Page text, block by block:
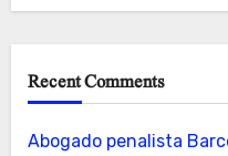
Recent Comments
Abogado penalista